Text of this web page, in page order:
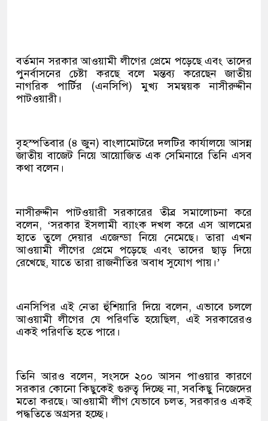
বর্তমান সরকার আওয়ামী লীগের প্রেমে পড়েছে এবং তাদের
পুনর্বাসনের চেষ্টা করছে বলে মন্তব্য করেছেন জাতীয়
নাগরিক পার্টির (এনসিপি) মুখ্য সমন্বয়ক নাসীরুদ্দীন
পাটওয়ারী।
বৃহস্পতিবার (৪ জুন) বাংলামোটরে দলটির কার্যালয়ে আসন্ন
জাতীয় বাজেট নিয়ে আয়োজিত এক সেমিনারে তিনি এসব
কথা বলেন।
নাসীরুদ্দীন পাটওয়ারী সরকারের তীব্র সমালোচনা করে
বলেন, ‘সরকার ইসলামী ব্যাংক দখল করে এস আলমের
হাতে তুলে দেয়ার এজেন্ডা নিয়ে নেমেছে। তারা এখন
আওয়ামী লীগের প্রেমে পড়েছে এবং তাদের ছাড় দিয়ে
রেখেছে, যাতে তারা রাজনীতির অবাধ সুযোগ পায়।’
এনসিপির এই নেতা হুঁশিয়ারি দিয়ে বলেন, এভাবে চললে
আওয়ামী লীগের যে পরিণতি হয়েছিল, এই সরকারেরও
একই পরিণতি হতে পারে।
তিনি আরও বলেন, সংসদে ২০০ আসন পাওয়ার কারণে
সরকার কোনো কিছুকেই গুরুত্ব দিচ্ছে না, সবকিছু নিজেদের
মতো করছে। আওয়ামী লীগ যেভাবে চলত, সরকারও একই
পদ্ধতিতে অগ্রসর হচ্ছে।